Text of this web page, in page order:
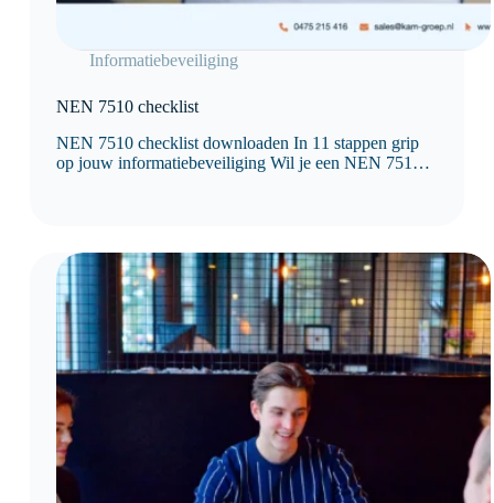
Informatiebeveiliging
NEN 7510 checklist
NEN 7510 checklist downloaden In 11 stappen grip
op jouw informatiebeveiliging Wil je een NEN 7510